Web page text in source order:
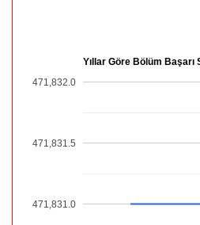
Yıllar Göre Bölüm Başarı
471,831.0
471,831.5
471,832.0